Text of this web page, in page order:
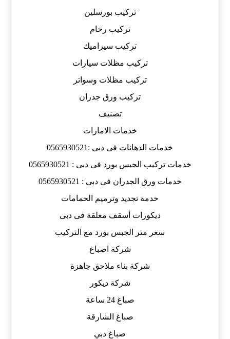
تركيب بورسلين
تركيب رخام
تركيب سيراميك
تركيب مظلات سيارات
تركيب مظلات وسواتر
تركيب ورق جدران
تصنيف
خدمات الامارات
خدمات الدهانات فى دبى :0565930521
خدمات تركيب الجبس بورد فى دبى : 0565930521
خدمات ورق الجدران فى دبى : 0565930521
خدمة تجديد وترميم الحمامات
ديكورات أسقف معلقة فى دبى
سعر متر الجبس بورد مع التركيب
شركة اصباغ
شركة بناء ملاحق جاهزة
شركة ديكور
صباغ 24 ساعة
صباغ الشارقة
صباغ دبي